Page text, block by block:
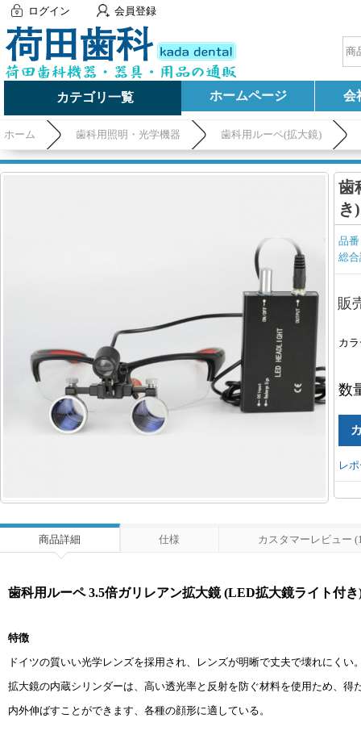
ログイン 会員登録
カテゴリ一覧 ホームページ 会
ホーム 歯科用照明・光学機器 歯科用ルーペ(拡大鏡)
歯
き)
品
総
販
カ
数
レ
商品詳細 仕様 カスタマーレビュー
歯科用ルーペ 3.5倍ガリレアン拡大鏡 (LED拡大鏡ライト付き
特徴
ドイツの質いい光学レンズを採用され、レンズが明晰で丈夫で壊れにくい
拡大鏡の内蔵シリンダーは、高い透光率と反射を防ぐ材料を使用ため、得
内外伸ばすことができます、各種の顔形に適している。